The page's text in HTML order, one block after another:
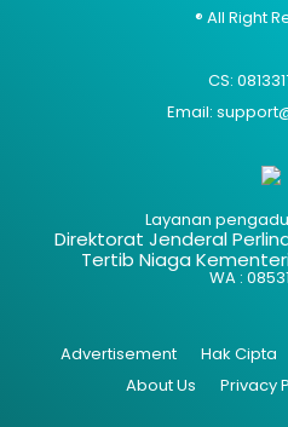
® All Right
CS:
Email:
Layanan
Direktorat Jenderal
Tertib Niaga
WA :
Advertisement Hak Cipta
About Us
Privacy